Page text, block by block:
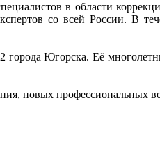
в области
со всей России. В
города Югорска. Её
новых профессиональных